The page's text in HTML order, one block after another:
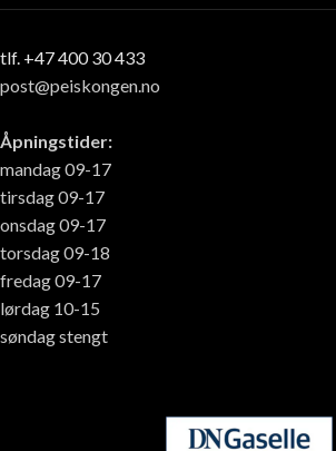
tlf. +47 400 30 433
post@peiskongen.no
Åpningstider:
mandag 09-17
tirsdag 09-17
onsdag 09-17
torsdag 09-18
fredag 09-17
lørdag 10-15
søndag stengt